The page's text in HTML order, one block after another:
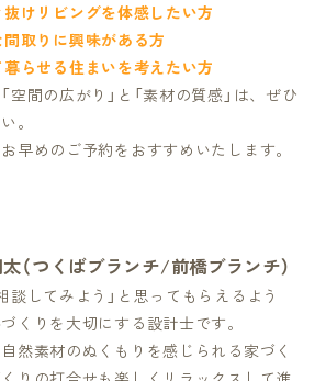
けリビングを体感したい方
取りに興味がある方
らせる住まいを考えたい方
空間の広がり」と「素材の質感」は、ぜひ
。
早めのご予約をおすすめいたします。
（つくばブランチ/前橋ブランチ）
談してみよう」と思ってもらえるよう
くりを大切にする設計士です。
然素材のぬくもりを感じられる家づく